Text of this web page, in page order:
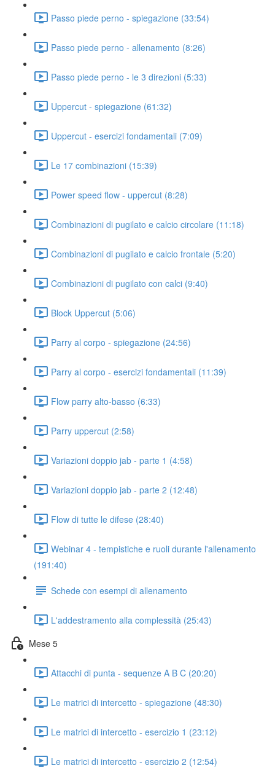
Passo piede perno - spiegazione (33:54)
Passo piede perno - allenamento (8:26)
Passo piede perno - le 3 direzioni (5:33)
Uppercut - spiegazione (61:32)
Uppercut - esercizi fondamentali (7:09)
Le 17 combinazioni (15:39)
Power speed flow - uppercut (8:28)
Combinazioni di pugilato e calcio circolare (11:18)
Combinazioni di pugilato e calcio frontale (5:20)
Combinazioni di pugilato con calci (9:40)
Block Uppercut (5:06)
Parry al corpo - spiegazione (24:56)
Parry al corpo - esercizi fondamentali (11:39)
Flow parry alto-basso (6:33)
Parry uppercut (2:58)
Variazioni doppio jab - parte 1 (4:58)
Variazioni doppio jab - parte 2 (12:48)
Flow di tutte le difese (28:40)
Webinar 4 - tempistiche e ruoli durante l'allenamento
(191:40)
Schede con esempi di allenamento
L'addestramento alla complessità (25:43)
Mese 5
Attacchi di punta - sequenze A B C (20:20)
Le matrici di intercetto - spiegazione (48:30)
Le matrici di intercetto - esercizio 1 (23:12)
Le matrici di intercetto - esercizio 2 (12:54)